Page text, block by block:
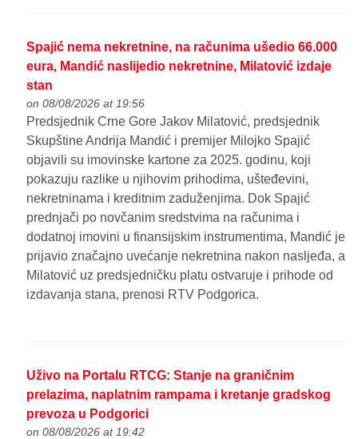
Spajić nema nekretnine, na računima ušedio 66.000
eura, Mandić naslijedio nekretnine, Milatović izdaje
stan
on 08/08/2026 at 19:56
Predsjednik Crne Gore Jakov Milatović, predsjednik
Skupštine Andrija Mandić i premijer Milojko Spajić
objavili su imovinske kartone za 2025. godinu, koji
pokazuju razlike u njihovim prihodima, ušteđevini,
nekretninama i kreditnim zaduženjima. Dok Spajić
prednjači po novčanim sredstvima na računima i
dodatnoj imovini u finansijskim instrumentima, Mandić je
prijavio značajno uvećanje nekretnina nakon nasljeđa, a
Milatović uz predsjedničku platu ostvaruje i prihode od
izdavanja stana, prenosi RTV Podgorica.
Uživo na Portalu RTCG: Stanje na graničnim
prelazima, naplatnim rampama i kretanje gradskog
prevoza u Podgorici
on 08/08/2026 at 19:42